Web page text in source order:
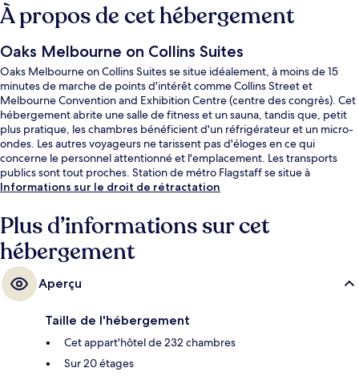
À propos de cet hébergement
Oaks Melbourne on Collins Suites
Oaks Melbourne on Collins Suites se situe idéalement, à moins de 15
minutes de marche de points d'intérêt comme Collins Street et
Melbourne Convention and Exhibition Centre (centre des congrès). Cet
hébergement abrite une salle de fitness et un sauna, tandis que, petit
plus pratique, les chambres bénéficient d'un réfrigérateur et un micro-
ondes. Les autres voyageurs ne tarissent pas d'éloges en ce qui
concerne le personnel attentionné et l'emplacement. Les transports
publics sont tout proches. Station de métro Flagstaff se situe à
seulement 9 min à pied.
Informations sur le droit de rétractation
Plus d’informations sur cet
hébergement
Aperçu
Taille de l'hébergement
Cet appart'hôtel de 232 chambres
Sur 20 étages